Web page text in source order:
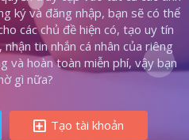
ký và đăng nhập, bạn sẽ có thể
các chủ đề hiện có, tạo uy tín
tin nhắn cá nhân của riêng
và hoàn toàn miễn phí, vậy bạn
gì nữa?
Tạo tài khoản